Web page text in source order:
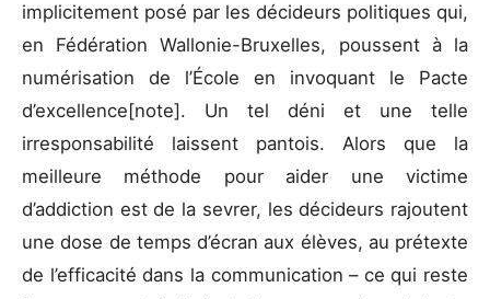
implicitement posé par les décideurs politiques qui,
en Fédération Wallonie-Bruxelles, poussent à la
numérisation de l’École en invoquant le Pacte
d’excellence[note]. Un tel déni et une telle
irresponsabilité laissent pantois. Alors que la
meilleure méthode pour aider une victime
d’addiction est de la sevrer, les décideurs rajoutent
une dose de temps d’écran aux élèves, au prétexte
de l’efficacité dans la communication – ce qui reste